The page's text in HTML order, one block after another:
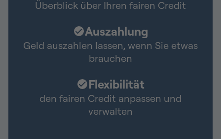
Überblick über Ihren fairen Credit
Auszahlung
Geld auszahlen lassen, wenn Sie etwas
brauchen
Flexibilität
den fairen Credit anpassen und
verwalten